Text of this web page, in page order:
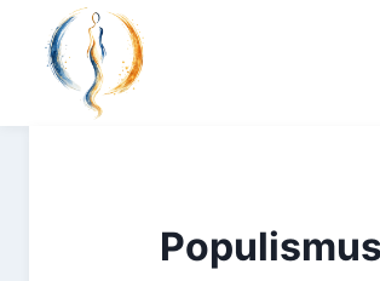
Inhalt
springen
Populismus